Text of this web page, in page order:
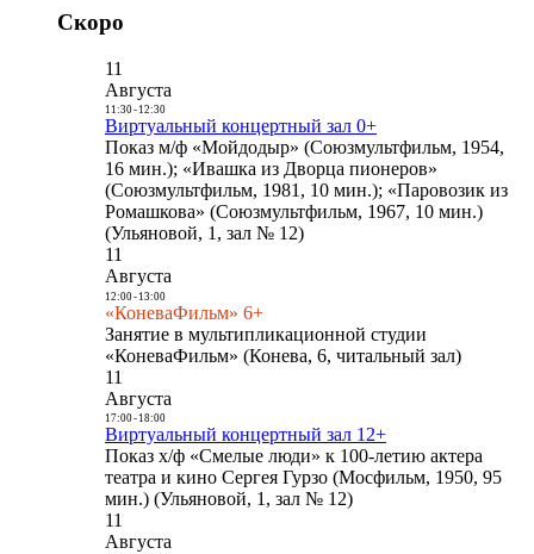
Скоро
11
Августа
11:30- 12:30
Виртуальный концертный зал 0+
Показ м/ф «Мойдодыр» (Союзмультфильм, 1954,
16 мин.); «Ивашка из Дворца пионеров»
(Союзмультфильм, 1981, 10 мин.); «Паровозик из
Ромашкова» (Союзмультфильм, 1967, 10 мин.)
(Ульяновой, 1, зал № 12)
11
Августа
12:00- 13:00
«КоневаФильм» 6+
Занятие в мультипликационной студии
«КоневаФильм» (Конева, 6, читальный зал)
11
Августа
17:00- 18:00
Виртуальный концертный зал 12+
Показ х/ф «Смелые люди» к 100-летию актера
театра и кино Сергея Гурзо (Мосфильм, 1950, 95
мин.) (Ульяновой, 1, зал № 12)
11
Августа